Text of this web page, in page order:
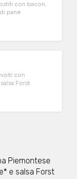
con bacon,
pane
con
Forst
Piemontese
e salsa Forst